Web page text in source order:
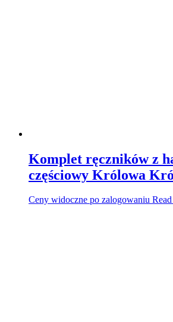
Komplet ręczników z
częściowy Królowa
Ceny widoczne po zalogowaniu